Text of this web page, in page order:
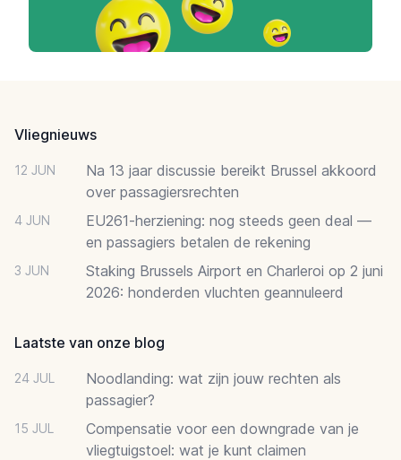
Vliegnieuws
12 JUN
Na 13 jaar discussie bereikt Brussel akkoord
over passagiersrechten
4 JUN
EU261-herziening: nog steeds geen deal —
en passagiers betalen de rekening
3 JUN
Staking Brussels Airport en Charleroi op 2 juni
2026: honderden vluchten geannuleerd
Laatste van onze blog
24 JUL
Noodlanding: wat zijn jouw rechten als
passagier?
15 JUL
Compensatie voor een downgrade van je
vliegtuigstoel: wat je kunt claimen